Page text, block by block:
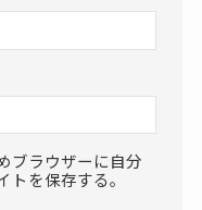
ブラウザーに自分
を保存する。